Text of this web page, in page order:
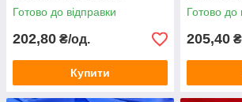
Готово до відправки
202,80 ₴/од.
Купити
Готово до
205,40